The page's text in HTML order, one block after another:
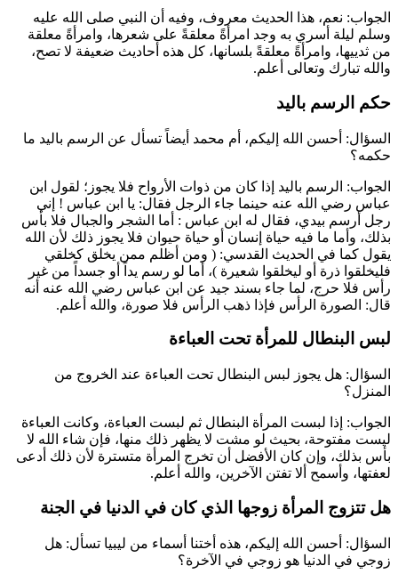
الجواب: نعم، هذا الحديث معروف، وفيه أن النبي صلى الله عليه
وسلم ليلة أسري به وجد امرأةً معلقةً على شعرها، وامرأةً معلقة
من ثدييها، وامرأةً معلقةً بلسانها، كل هذه أحاديث ضعيفة لا تصح،
والله تبارك وتعالى أعلم.
حكم الرسم باليد
السؤال: أحسن الله إليكم، أم محمد أيضاً تسأل عن الرسم باليد ما
حكمه؟
الجواب: الرسم باليد إذا كان من ذوات الأرواح فلا يجوز؛ لقول ابن
عباس رضي الله عنه حينما جاء الرجل فقال: يا ابن عباس ! إني
رجل أرسم بيدي، فقال له ابن عباس : أما الشجر والجبال فلا بأس
بذلك، وأما ما فيه حياة إنسان أو حياة حيوان فلا يجوز ذلك لأن الله
يقول كما في الحديث القدسي: ( ومن أظلم ممن يخلق كخلقي
فليخلقوا ذرة أو ليخلقوا شعيرة )، أما لو رسم يداً أو جسداً من غير
رأس فلا حرج، لما جاء بسند جيد عن ابن عباس رضي الله عنه أنه
قال: الصورة الرأس فإذا ذهب الرأس فلا صورة، والله أعلم.
لبس البنطال للمرأة تحت العباءة
السؤال: هل يجوز لبس البنطال تحت العباءة عند الخروج من
المنزل؟
الجواب: إذا لبست المرأة البنطال ثم لبست العباءة، وكانت العباءة
ليست مفتوحة، بحيث لو مشت لا يظهر ذلك منها، فإن شاء الله لا
بأس بذلك، وإن كان الأفضل أن تخرج المرأة متسترة لأن ذلك أدعى
لعفتها، وأسمح ألا تفتن الآخرين، والله أعلم.
هل تتزوج المرأة زوجها الذي كان في الدنيا في الجنة
السؤال: أحسن الله إليكم، هذه أختنا أسماء من ليبيا تسأل: هل
زوجي في الدنيا هو زوجي في الآخرة؟